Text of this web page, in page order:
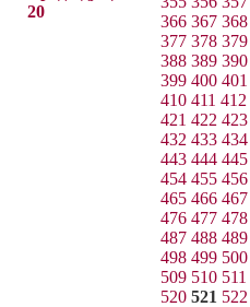
20
366 367 368
377 378 379
388 389 390
399 400 401
410 411 412
421 422 423
432 433 434
443 444 445
454 455 456
465 466 467
476 477 478
487 488 489
498 499 500
509 510 511
520 521 522